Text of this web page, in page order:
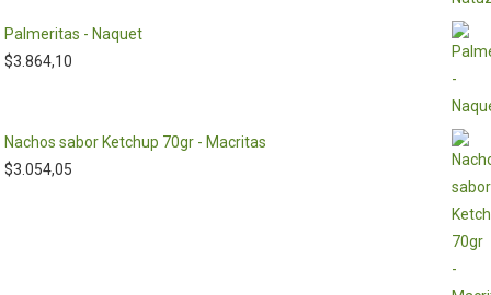
Palmeritas - Naquet
$3.864,10
Nachos sabor Ketchup 70gr - Macritas
$3.054,05